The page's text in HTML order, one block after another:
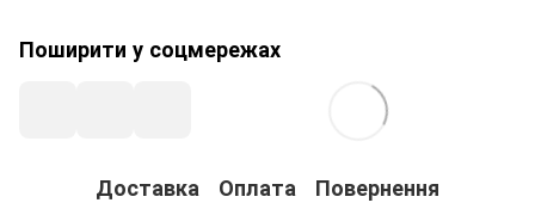
Поширити у соцмережах
Доставка Оплата Повернення